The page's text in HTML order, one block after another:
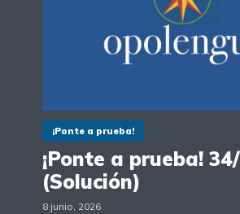
¡Ponte a prueba!
¡Ponte a prueba!
(Solución)
8 junio, 2026